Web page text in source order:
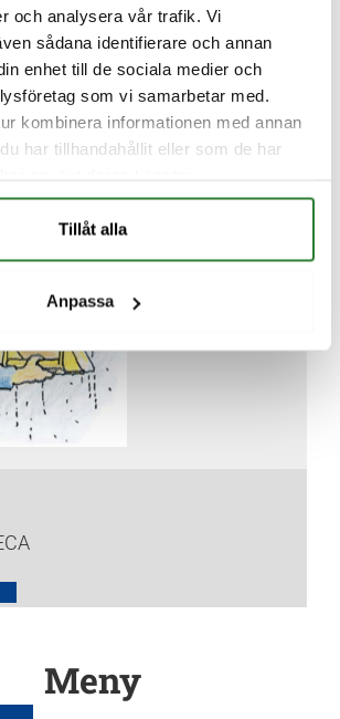
och analysera vår trafik. Vi
sådana identifierare och annan
enhet till de sociala medier och
som vi samarbetar med.
kombinera informationen med annan
har tillhandahållit eller som de har
Tillåt alla
Anpassa
Meny